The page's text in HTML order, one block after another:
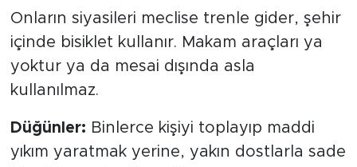
Onların siyasileri meclise trenle gider, şehir
içinde bisiklet kullanır. Makam araçları ya
yoktur ya da mesai dışında asla
kullanılmaz.
Düğünler: Binlerce kişiyi toplayıp maddi
yıkım yaratmak yerine, yakın dostlarla sade